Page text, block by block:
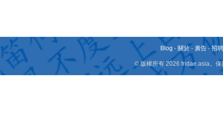
Blog - 關於 - 廣告 -招
© 版權所有 2026 fridae.asia。